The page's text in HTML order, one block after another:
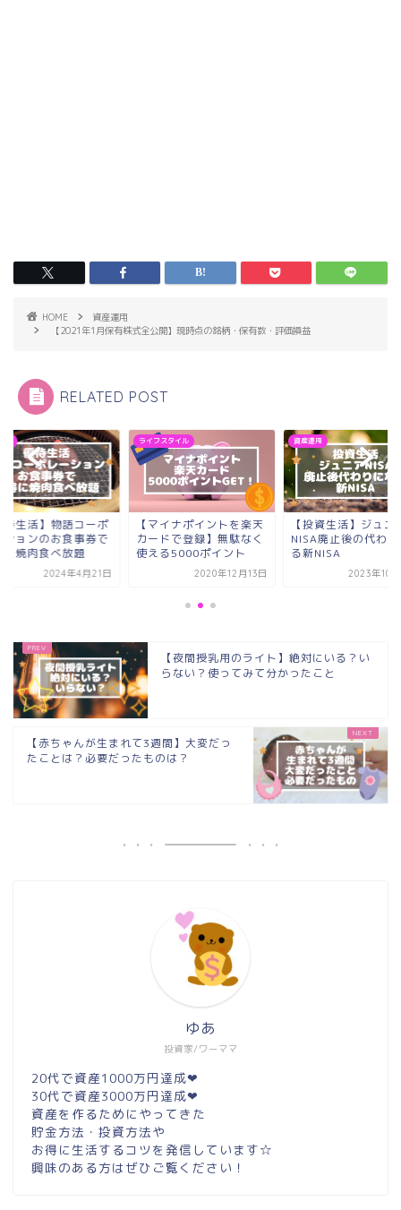
HOME
資産運用
【2021年1月保有株式全公開】現時点の銘柄・保有数・評価損益
RELATED POST
待生活】物語コーポ
ションのお食事券で
に焼肉食べ放題
2024年4月21日
ライフスタイル
【マイナポイントを楽天
カードで登録】無駄なく
使える5000ポイント
2020年12月13日
資産運用
【投資生活】ジュニ
NISA廃止後の代わ
る新NISA
2023年10
【夜間授乳用のライト】絶対にいる？い
らない？使ってみて分かったこと
【赤ちゃんが生まれて3週間】大変だっ
たことは？必要だったものは？
投資家/ワーママ
ゆあ
20代で資産1000万円達成❤︎
30代で資産3000万円達成❤︎
資産を作るためにやってきた
貯金方法・投資方法や
お得に生活するコツを発信しています☆
興味のある方はぜひご覧ください！